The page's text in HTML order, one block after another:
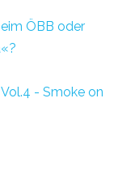
ÖBB oder
- Smoke on